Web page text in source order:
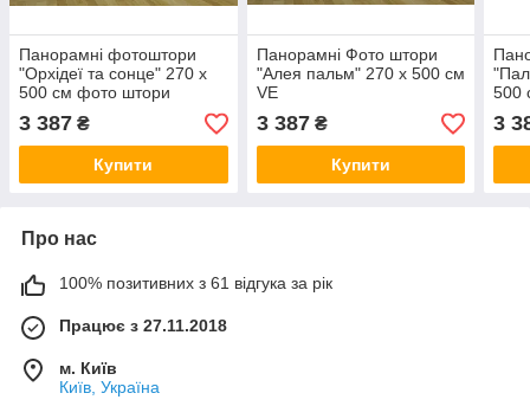
Панорамні фотоштори
"Орхідеї та сонце" 270 х
500 см фото штори
панорамні штори VE
3 387 ₴
Купити
Панорамні Фото штори
"Алея пальм" 270 х 500 см
VE
3 387₴
Купити
500
3
Про нас
100% позитивних з 61 відгука за рік
Працює з 27.11.2018
м. Київ
Київ, Україна